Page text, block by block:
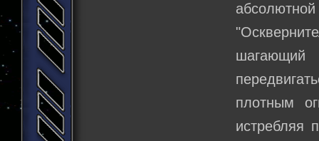
шагающий
плотным
истребляя